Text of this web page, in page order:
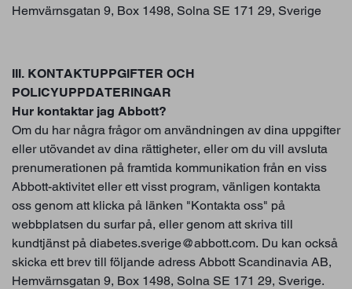
Hemvärnsgatan 9, Box 1498, Solna SE 171 29, Sverige
III. KONTAKTUPPGIFTER OCH
POLICYUPPDATERINGAR
Hur kontaktar jag Abbott?
Om du har några frågor om användningen av dina uppgifter
eller utövandet av dina rättigheter, eller om du vill avsluta
prenumerationen på framtida kommunikation från en viss
Abbott-aktivitet eller ett visst program, vänligen kontakta
oss genom att klicka på länken "Kontakta oss" på
webbplatsen du surfar på, eller genom att skriva till
kundtjänst på diabetes.sverige@abbott.com. Du kan också
skicka ett brev till följande adress Abbott Scandinavia AB,
Hemvärnsgatan 9, Box 1498, Solna SE 171 29, Sverige.